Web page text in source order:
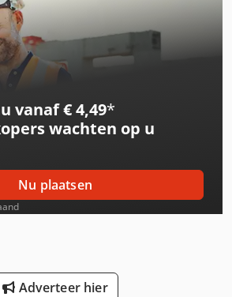
vanaf € 4,49*
wachten op u
Nu plaatsen
Adverteer hier